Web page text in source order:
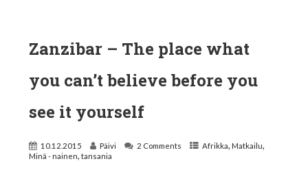
Zanzibar – The place what
you can’t believe before you
see it yourself
10.12.2015 Päivi 2 Comments Afrikka,Matkailu,
Minä - nainen,tansania